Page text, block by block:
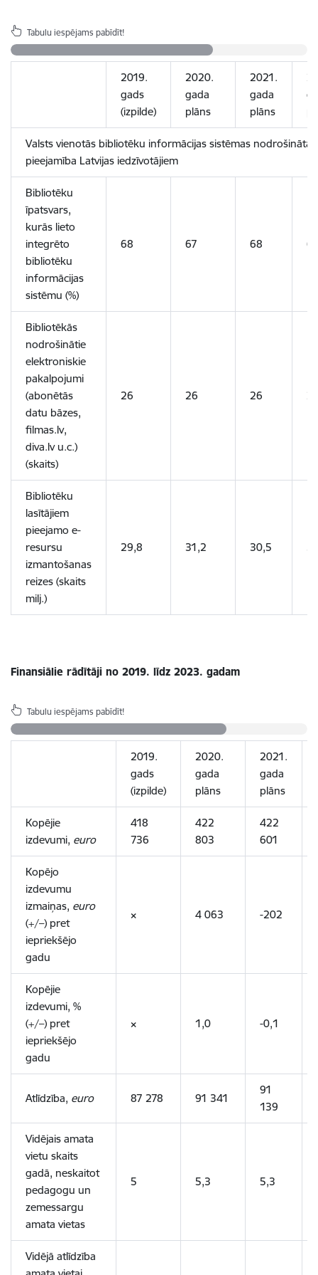
Tabulu iespējams pabīdīt!
2019.
gads
(izpilde)
2020.
gada
plāns
2021.
gada
plāns
Valsts vienotās bibliotēku informācijas sistēmas nodrošinātā
pieejamība Latvijas iedzīvotājiem
Bibliotēku
īpatsvars,
kurās lieto
integrēto
bibliotēku
informācijas
sistēmu (%)
68 67 68
Bibliotēkās
nodrošinātie
elektroniskie
pakalpojumi
(abonētās
datu bāzes,
filmas.lv,
diva.lv u.c.)
(skaits)
26 26 26 27
Bibliotēku
lasītājiem
pieejamo e-
resursu
izmantošanas
reizes (skaits
milj.)
29,8 31,2 30,5
Finansiālie rādītāji no 2019. līdz 2023. gadam
Tabulu iespējams pabīdīt!
2019.
gads
(izpilde)
2020.
gada
plāns
2021.
gada
plāns
Kopējie
izdevumi, euro
418
736
422
803
422
601
Kopējo
izdevumu
izmaiņas, euro
(+/–) pret
iepriekšējo
gadu
× 4 063 -202
Kopējie
izdevumi, %
(+/–) pret
iepriekšējo
gadu
× 1,0 -0,1
Atlīdzība, euro 87 278 91 341
91
139
Vidējais amata
vietu skaits
gadā, neskaitot
pedagogu un
zemessargu
amata vietas
5 5,3 5,3
Vidējā atlīdzība